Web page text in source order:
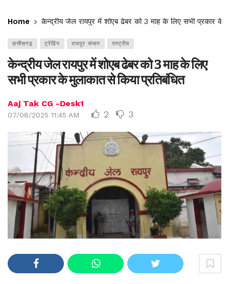
Home केन्द्रीय जेल रायपुर में शोएब ढेबर को 3 माह के लिए सभी प्रकार के
छत्तीसगढ़ ट्रेंडिंग रायपुर संभाग राष्ट्रीय
केन्द्रीय जेल रायपुर में शोएब ढेबर को 3 माह के लिए
सभी प्रकार के मुलाकात से किया प्रतिबंधित
Aaj Tak CG -Desk1
07/08/2025 11:45 AM 2 3